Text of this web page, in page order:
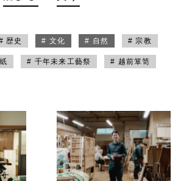
歴史 # 文化 # 自然 # 宗教
# 千年未来工藝祭 # 越前箪笥